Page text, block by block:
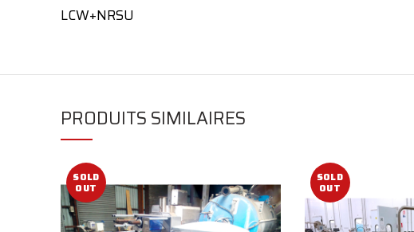
LCW+NRSU
PRODUITS SIMILAIRES
SOLD
OUT
SOLD
OUT